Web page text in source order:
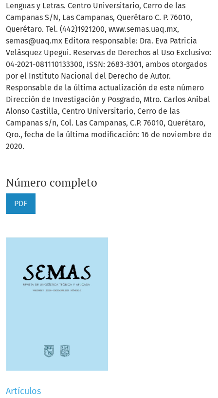
Lenguas y Letras. Centro Universitario, Cerro de las
Campanas S/N, Las Campanas, Querétaro C. P. 76010,
Querétaro. Tel. (442)1921200, www.semas.uaq.mx,
semas@uaq.mx Editora responsable: Dra. Eva Patricia
Velásquez Upegui. Reservas de Derechos al Uso Exclusivo:
04-2021-081110133300, ISSN: 2683-3301, ambos otorgados
por el Instituto Nacional del Derecho de Autor.
Responsable de la última actualización de este número
Dirección de Investigación y Posgrado, Mtro. Carlos Aníbal
Alonso Castilla, Centro Universitario, Cerro de las
Campanas s/n, Col. Las Campanas, C.P. 76010, Querétaro,
Qro., fecha de la última modificación: 16 de noviembre de
2020.
Número completo
PDF
Artículos